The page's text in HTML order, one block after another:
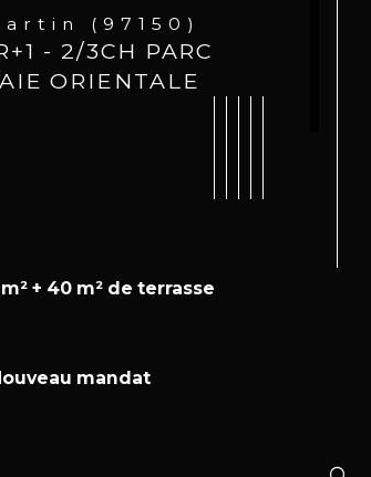
(97150)
- 2/3CH PARC
ORIENTALE
+ 40 m² de terrasse
mandat